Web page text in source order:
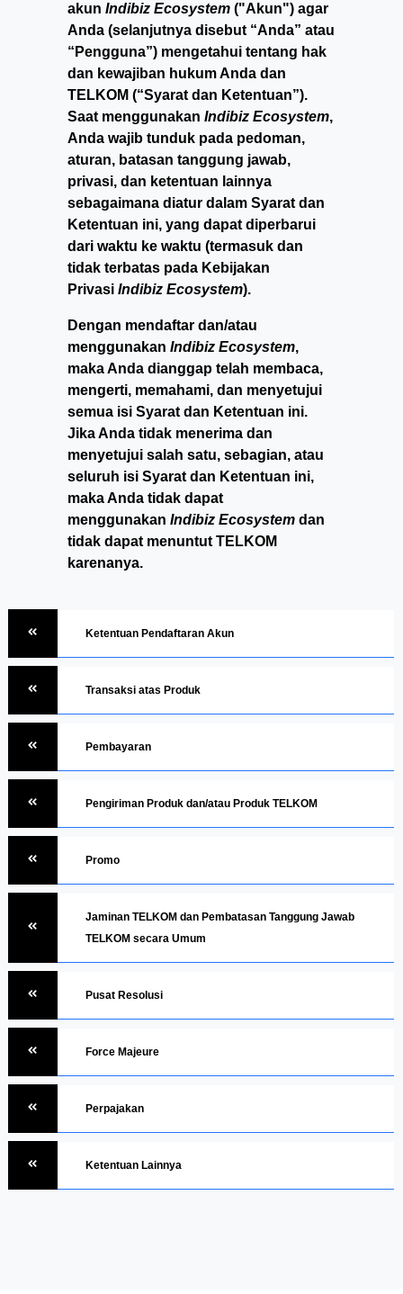
akun Indibiz Ecosystem ("Akun") agar
Anda (selanjutnya disebut “Anda” atau
“Pengguna”) mengetahui tentang hak
dan kewajiban hukum Anda dan
TELKOM (“Syarat dan Ketentuan”).
Saat menggunakan Indibiz Ecosystem,
Anda wajib tunduk pada pedoman,
aturan, batasan tanggung jawab,
privasi, dan ketentuan lainnya
sebagaimana diatur dalam Syarat dan
Ketentuan ini, yang dapat diperbarui
dari waktu ke waktu (termasuk dan
tidak terbatas pada Kebijakan
Privasi Indibiz Ecosystem).
Dengan mendaftar dan/atau
menggunakan Indibiz Ecosystem,
maka Anda dianggap telah membaca,
mengerti, memahami, dan menyetujui
semua isi Syarat dan Ketentuan ini.
Jika Anda tidak menerima dan
menyetujui salah satu, sebagian, atau
seluruh isi Syarat dan Ketentuan ini,
maka Anda tidak dapat
menggunakan Indibiz Ecosystem dan
tidak dapat menuntut TELKOM
karenanya.
Ketentuan Pendaftaran Akun
Transaksi atas Produk
Pembayaran
Pengiriman Produk dan/atau Produk TELKOM
Promo
Jaminan TELKOM dan Pembatasan Tanggung Jawab
TELKOM secara Umum
Pusat Resolusi
Force Majeure
Perpajakan
Ketentuan Lainnya